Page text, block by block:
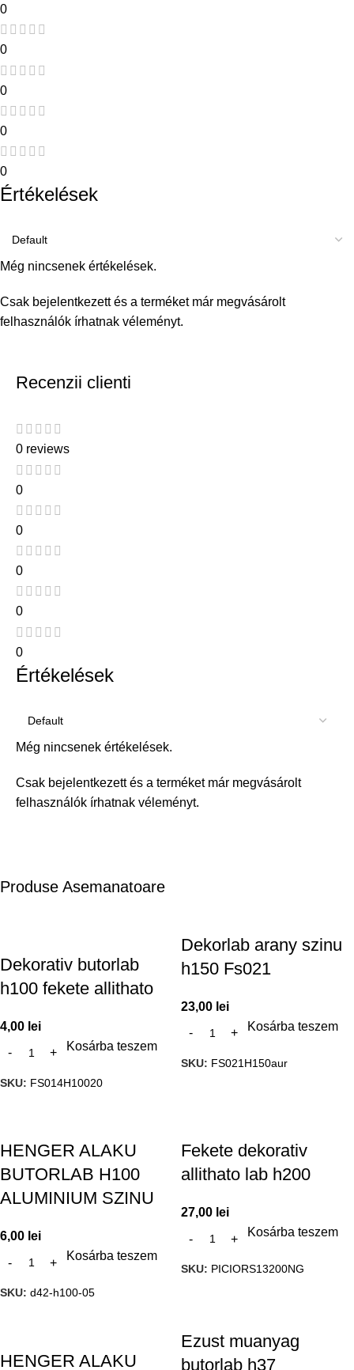
0
0
0
0
0
Értékelések
Még nincsenek értékelések.
Csak bejelentkezett és a terméket már megvásárolt
felhasználók írhatnak véleményt.
Recenzii clienti
0 reviews
0
0
0
0
0
Értékelések
Még nincsenek értékelések.
Csak bejelentkezett és a terméket már megvásárolt
felhasználók írhatnak véleményt.
Produse Asemanatoare
Dekorativ butorlab
h100 fekete allithato
4,00 lei
Kosárba teszem
SKU: FS014H10020
Dekorlab arany szinu
h150 Fs021
23,00 lei
Kosárba teszem
SKU: FS021H150aur
HENGER ALAKU
BUTORLAB H100
ALUMINIUM SZINU
6,00 lei
Kosárba teszem
SKU: d42-h100-05
Fekete dekorativ
allithato lab h200
27,00 lei
Kosárba teszem
SKU: PICIORS13200NG
HENGER ALAKU
Ezust muanyag
butorlab h37